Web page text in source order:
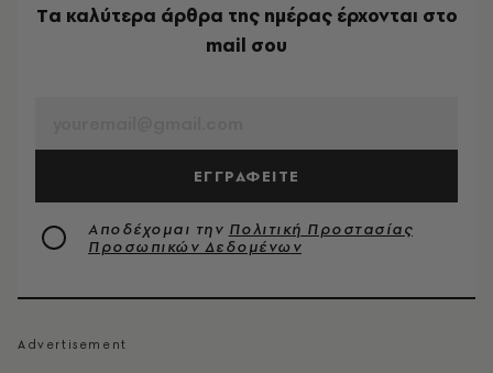
Tα καλύτερα άρθρα της ημέρας έρχονται στο
mail σου
ΕΓΓΡΑΦΕΙΤΕ
Αποδέχομαι την Πολιτική Προστασίας
Προσωπικών Δεδομένων